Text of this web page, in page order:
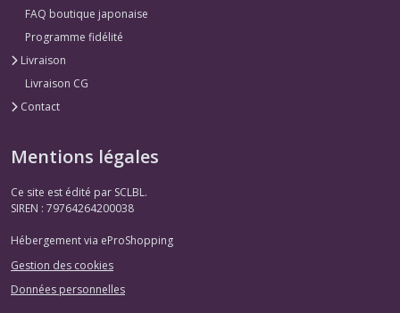
FAQ boutique japonaise
Programme fidélité
Livraison
Livraison CG
Contact
Mentions légales
Ce site est édité par SCLBL.
SIREN : 79764264200038
Hébergement via eProShopping
Gestion des cookies
Données personnelles